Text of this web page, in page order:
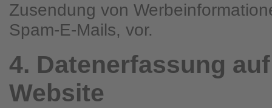
Zusendung von
Spam-E-Mails, vor.
4. Datenerfassung
Website